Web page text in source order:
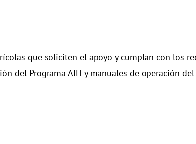
que soliciten el apoyo y cumplan con los
del Programa AIH y manuales de operación del